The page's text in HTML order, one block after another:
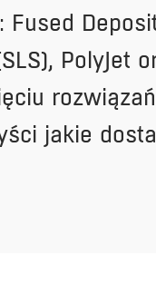
PolyJet
jakie